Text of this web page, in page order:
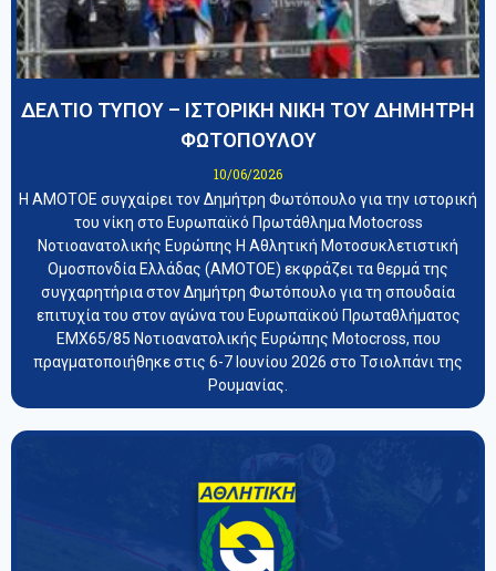
ΔΕΛΤΙΟ ΤΥΠΟΥ – ΙΣΤΟΡΙΚΗ ΝΙΚΗ ΤΟΥ ΔΗΜΗΤΡΗ
ΦΩΤΟΠΟΥΛΟΥ
10/06/2026
Η ΑΜΟΤΟΕ συγχαίρει τον Δημήτρη Φωτόπουλο για την ιστορική
του νίκη στο Ευρωπαϊκό Πρωτάθλημα Motocross
Νοτιοανατολικής Ευρώπης Η Αθλητική Μοτοσυκλετιστική
Ομοσπονδία Ελλάδας (ΑΜΟΤΟΕ) εκφράζει τα θερμά της
συγχαρητήρια στον Δημήτρη Φωτόπουλο για τη σπουδαία
επιτυχία του στον αγώνα του Ευρωπαϊκού Πρωταθλήματος
EMX65/85 Νοτιοανατολικής Ευρώπης Motocross, που
πραγματοποιήθηκε στις 6-7 Ιουνίου 2026 στο Τσιολπάνι της
Ρουμανίας.